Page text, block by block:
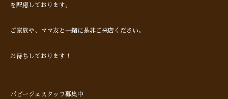
を配慮しております。
ご家族や、ママ友と一緒に是非ご来店ください。
お待ちしております！
パピージェスタッフ募集中